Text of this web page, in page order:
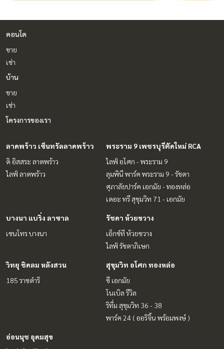
คอนโด
ขาย
เช่า
บ้าน
ขาย
เช่า
โครงการของเรา
ลาดพร้าว เซ็นทรัลลาดพร้าว
ดิ อิสสระ ลาดพร้าว
ไลฟ์ ลาดพร้าว
พระราม 9 เพชรบุรีตัดใหม่ RCA
ไลฟ์ อโศก - พระราม 9
ลุมพินี พาร์ค พระราม 9 - รัชดา
ศุภาลัยปาร์ค เอกมัย - ทองหล่อ
เดอะ ทรี สุขุมวิท 71 - เอกมัย
บางนา แบริ่ง ลาซาล
เซนโทร บางนา
รัชดา ห้วยขวาง
เอ็กซ์ที ห้วยขวาง
ไลฟ์ รัชดาภิเษก
วิทยุ ชิดลม หลังสวน
185 ราชดำริ
สุขุมวิท อโศก ทองหล่อ
ซี เอกมัย
โนเบิล รีวิล
ริทึ่ม สุขุมวิท 36 - 38
พาร์ค 24 ( ออริจิ้น พร้อมพงษ์ )
อ่อนนุช อุดมสุข